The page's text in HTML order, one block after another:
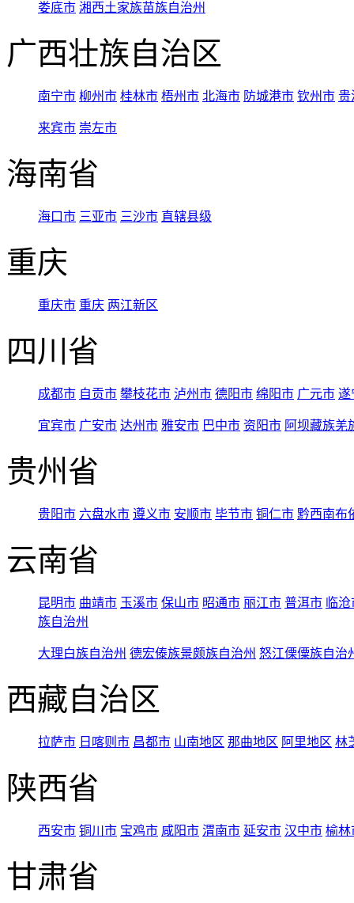
娄底市 湘西土家族苗族自治州
广西壮族自治区
南宁市 柳州市 桂林市 梧州市 北海市 防城港市 钦州市 贵
来宾市 崇左市
海南省
海口市 三亚市 三沙市 直辖县级
重庆
重庆市 重庆 两江新区
四川省
成都市 自贡市 攀枝花市 泸州市 德阳市 绵阳市 广元市 遂
宜宾市 广安市 达州市 雅安市 巴中市 资阳市 阿坝藏族羌
贵州省
贵阳市 六盘水市 遵义市 安顺市 毕节市 铜仁市 黔西南布
云南省
昆明市 曲靖市 玉溪市 保山市 昭通市 丽江市 普洱市 临
族自治州
大理白族自治州 德宏傣族景颇族自治州 怒江傈僳族自治
西藏自治区
拉萨市 日喀则市 昌都市 山南地区 那曲地区 阿里地区 林
陕西省
西安市 铜川市 宝鸡市 咸阳市 渭南市 延安市 汉中市 榆林
甘肃省